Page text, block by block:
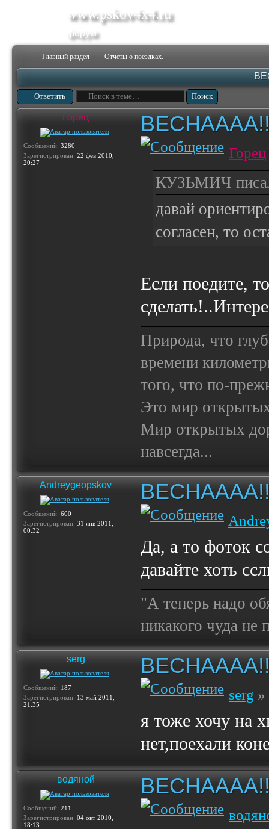
www.pskov4x4.ru
форум
Главный раздел Отчеты о поездках.
Ответить
Горец
Сообщений: 3280
Зарегистрирован: 22 фев 2010,
20:27
Горец
КУЗЬМИЧ
давай
согласен, то
Если поедите,
Природа, что
времени
того, что по-
Это мир
Мир открытых
навсегда...
Andreygeopskov
Сообщений: 600
Зарегистрирован: 31 янв 2011,
00:32
Да, а то фоток
давайте хоть
"А теперь надо
никакого чуда
serg
Сообщений: 187
Зарегистрирован: 13 май 2011,
21:35
serg »
я тоже хочу на
нет,поехали
водяной
Сообщений: 211
Зарегистрирован: 04 окт 2010,
18:13